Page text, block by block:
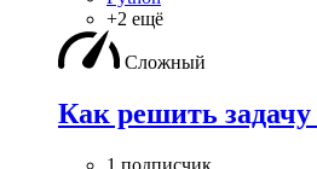
+2 ещё
Сложный
Как решить задачу
1 подписчик